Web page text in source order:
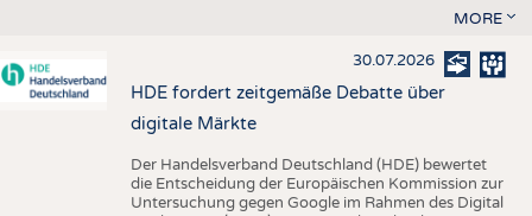
MORE
30.07.2026
HDE fordert zeitgemäße Debatte über
digitale Märkte
Der Handelsverband Deutschland (HDE) bewertet
die Entscheidung der Europäischen Kommission zur
Untersuchung gegen Google im Rahmen des Digital